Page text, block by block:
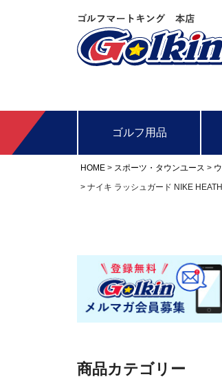
ゴルフ用品
HOME スポーツ・タウンユース
ナイキ ラッシュガード NIKE
商品カテゴリー